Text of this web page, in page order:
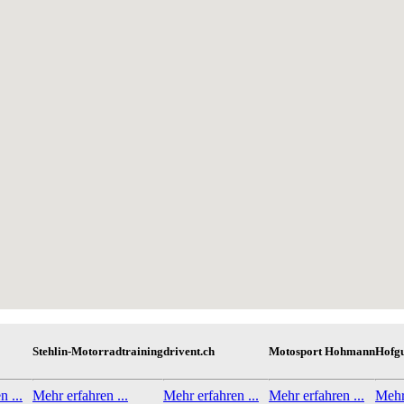
...
Stehlin-Motorradtraining
Mehr erfahren ...
drivent.ch
Mehr erfahren ...
Motosport Hohmann
Mehr erfahren ...